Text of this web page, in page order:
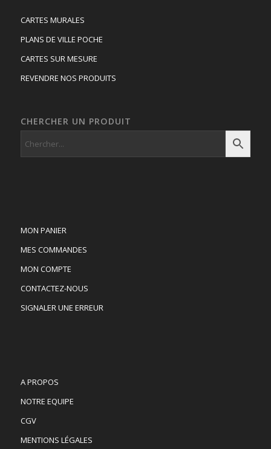
CARTES MURALES
PLANS DE VILLE POCHE
CARTES SUR MESURE
REVENDRE NOS PRODUITS
CHERCHER UN PRODUIT
MON PANIER
MES COMMANDES
MON COMPTE
CONTACTEZ-NOUS
SIGNALER UNE ERREUR
A PROPOS
NOTRE EQUIPE
CGV
MENTIONS LÉGALES